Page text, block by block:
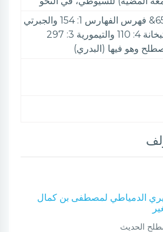
الأعلام 7: 65& فهرس الفهارس 1: 154 والجبرتي
1: 88 والكتبخانة 4: 110 والتيمورية 3: 297
وهو فيها (البدري)
الدمياطي لمصطفى بن كمال